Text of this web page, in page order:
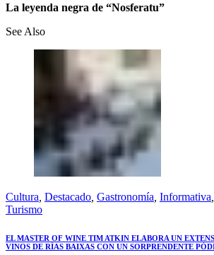
La leyenda negra de “Nosferatu”
See Also
Cultura Destacado Gastronomía Informativa
Turismo
EL MASTER OF WINE TIM ATKIN ELABORA UN
VINOS DE RÍAS BAIXAS CON UN SORPRENDENTE